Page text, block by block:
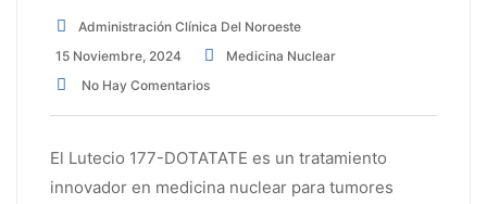
Administración Clínica Del Noroeste
15 Noviembre, 2024
Medicina Nuclear
No Hay Comentarios
El Lutecio 177-DOTATATE es un tratamiento
innovador en medicina nuclear para tumores